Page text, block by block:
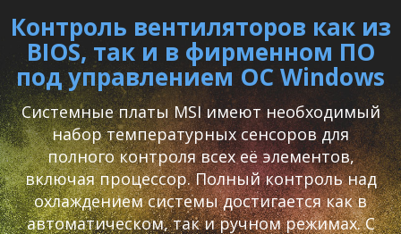
Контроль вентиляторов как из
BIOS, так и в фирменном ПО
под управлением ОС Windows
Системные платы MSI имеют необходимый
набор температурных сенсоров для
полного контроля всех её элементов,
включая процессор. Полный контроль над
охлаждением системы достигается как в
автоматическом, так и ручном режимах. С